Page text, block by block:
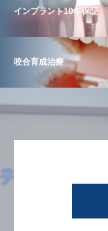
インプラント10年保証
咬合育成治療